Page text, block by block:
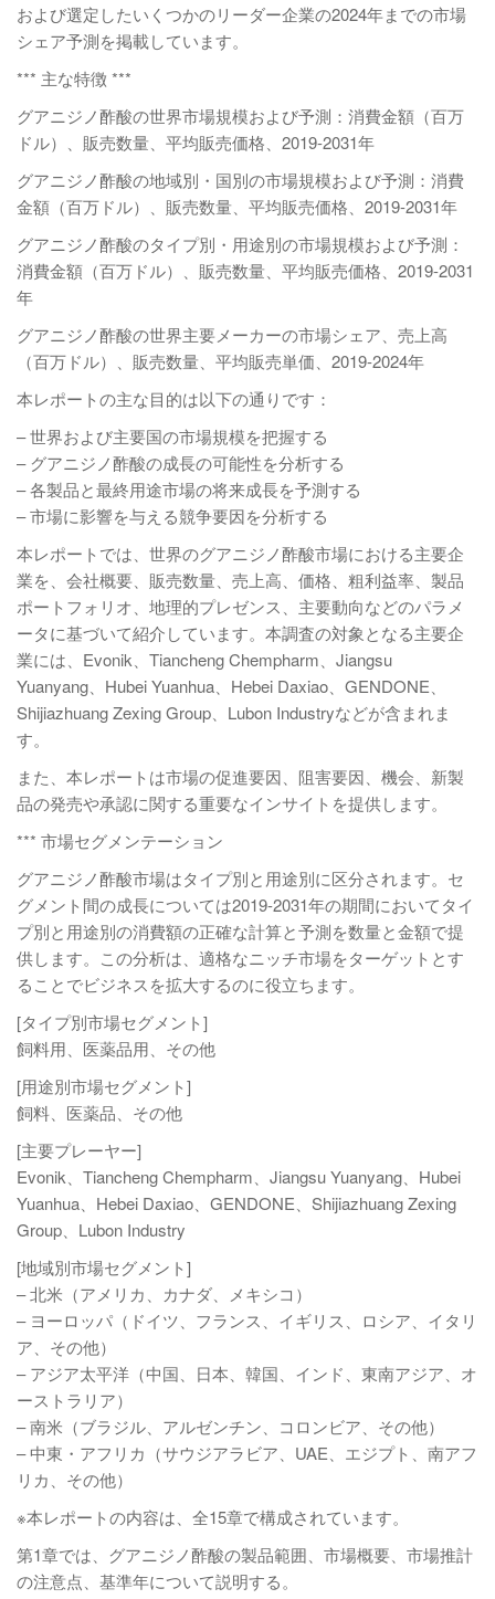
および選定したいくつかのリーダー企業の2024年までの市場
シェア予測を掲載しています。
*** 主な特徴 ***
グアニジノ酢酸の世界市場規模および予測：消費金額（百万
ドル）、販売数量、平均販売価格、2019-2031年
グアニジノ酢酸の地域別・国別の市場規模および予測：消費
金額（百万ドル）、販売数量、平均販売価格、2019-2031年
グアニジノ酢酸のタイプ別・用途別の市場規模および予測：
消費金額（百万ドル）、販売数量、平均販売価格、2019-2031
年
グアニジノ酢酸の世界主要メーカーの市場シェア、売上高
（百万ドル）、販売数量、平均販売単価、2019-2024年
本レポートの主な目的は以下の通りです：
– 世界および主要国の市場規模を把握する
– グアニジノ酢酸の成長の可能性を分析する
– 各製品と最終用途市場の将来成長を予測する
– 市場に影響を与える競争要因を分析する
本レポートでは、世界のグアニジノ酢酸市場における主要企
業を、会社概要、販売数量、売上高、価格、粗利益率、製品
ポートフォリオ、地理的プレゼンス、主要動向などのパラメ
ータに基づいて紹介しています。本調査の対象となる主要企
業には、Evonik、Tiancheng Chempharm、Jiangsu
Yuanyang、Hubei Yuanhua、Hebei Daxiao、GENDONE、
Shijiazhuang Zexing Group、Lubon Industryなどが含まれま
す。
また、本レポートは市場の促進要因、阻害要因、機会、新製
品の発売や承認に関する重要なインサイトを提供します。
*** 市場セグメンテーション
グアニジノ酢酸市場はタイプ別と用途別に区分されます。セ
グメント間の成長については2019-2031年の期間においてタイ
プ別と用途別の消費額の正確な計算と予測を数量と金額で提
供します。この分析は、適格なニッチ市場をターゲットとす
ることでビジネスを拡大するのに役立ちます。
[タイプ別市場セグメント]
飼料用、医薬品用、その他
[用途別市場セグメント]
飼料、医薬品、その他
[主要プレーヤー]
Evonik、Tiancheng Chempharm、Jiangsu Yuanyang、Hubei
Yuanhua、Hebei Daxiao、GENDONE、Shijiazhuang Zexing
Group、Lubon Industry
[地域別市場セグメント]
– 北米（アメリカ、カナダ、メキシコ）
– ヨーロッパ（ドイツ、フランス、イギリス、ロシア、イタリ
ア、その他）
– アジア太平洋（中国、日本、韓国、インド、東南アジア、オ
ーストラリア）
– 南米（ブラジル、アルゼンチン、コロンビア、その他）
– 中東・アフリカ（サウジアラビア、UAE、エジプト、南アフ
リカ、その他）
※本レポートの内容は、全15章で構成されています。
第1章では、グアニジノ酢酸の製品範囲、市場概要、市場推計
の注意点、基準年について説明する。